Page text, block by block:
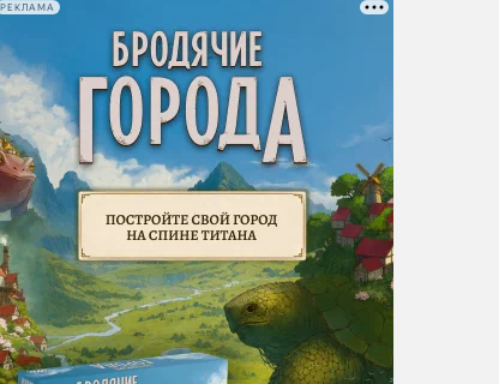
РЕКЛАМА